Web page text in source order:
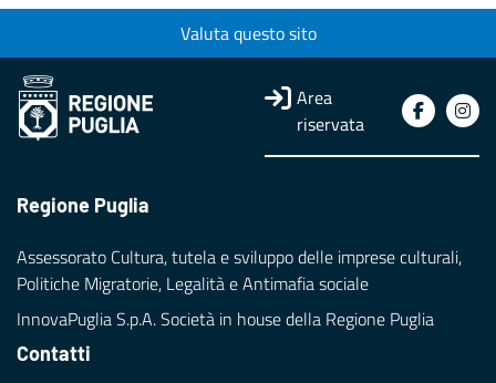
Valuta questo sito
Area
riservata
Regione Puglia
Assessorato Cultura, tutela e sviluppo delle imprese culturali,
Politiche Migratorie, Legalità e Antimafia sociale
InnovaPuglia S.p.A. Società in house della Regione Puglia
Contatti